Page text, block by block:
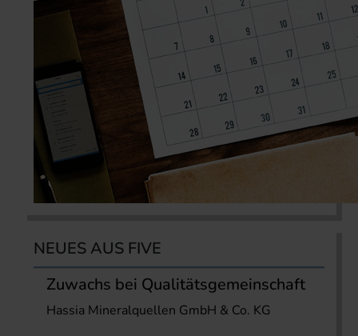
NEUES AUS FIVE
Zuwachs bei Qualitätsgemeinschaft
Hassia Mineralquellen GmbH & Co. KG